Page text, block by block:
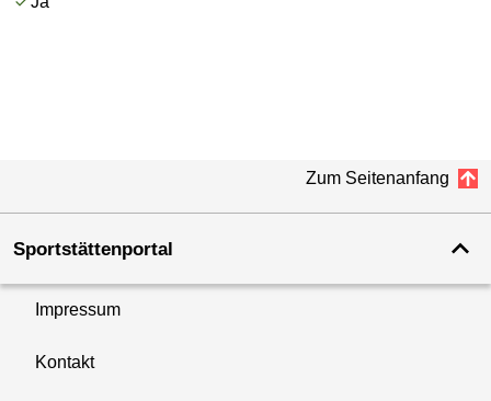
Zum Seitenanfang
Sportstättenportal
Impressum
Kontakt